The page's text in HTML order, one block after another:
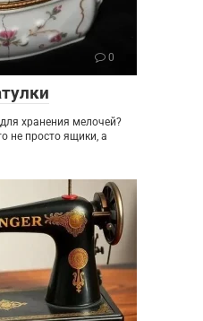
0
хранения мелочей?
не просто ящики, а